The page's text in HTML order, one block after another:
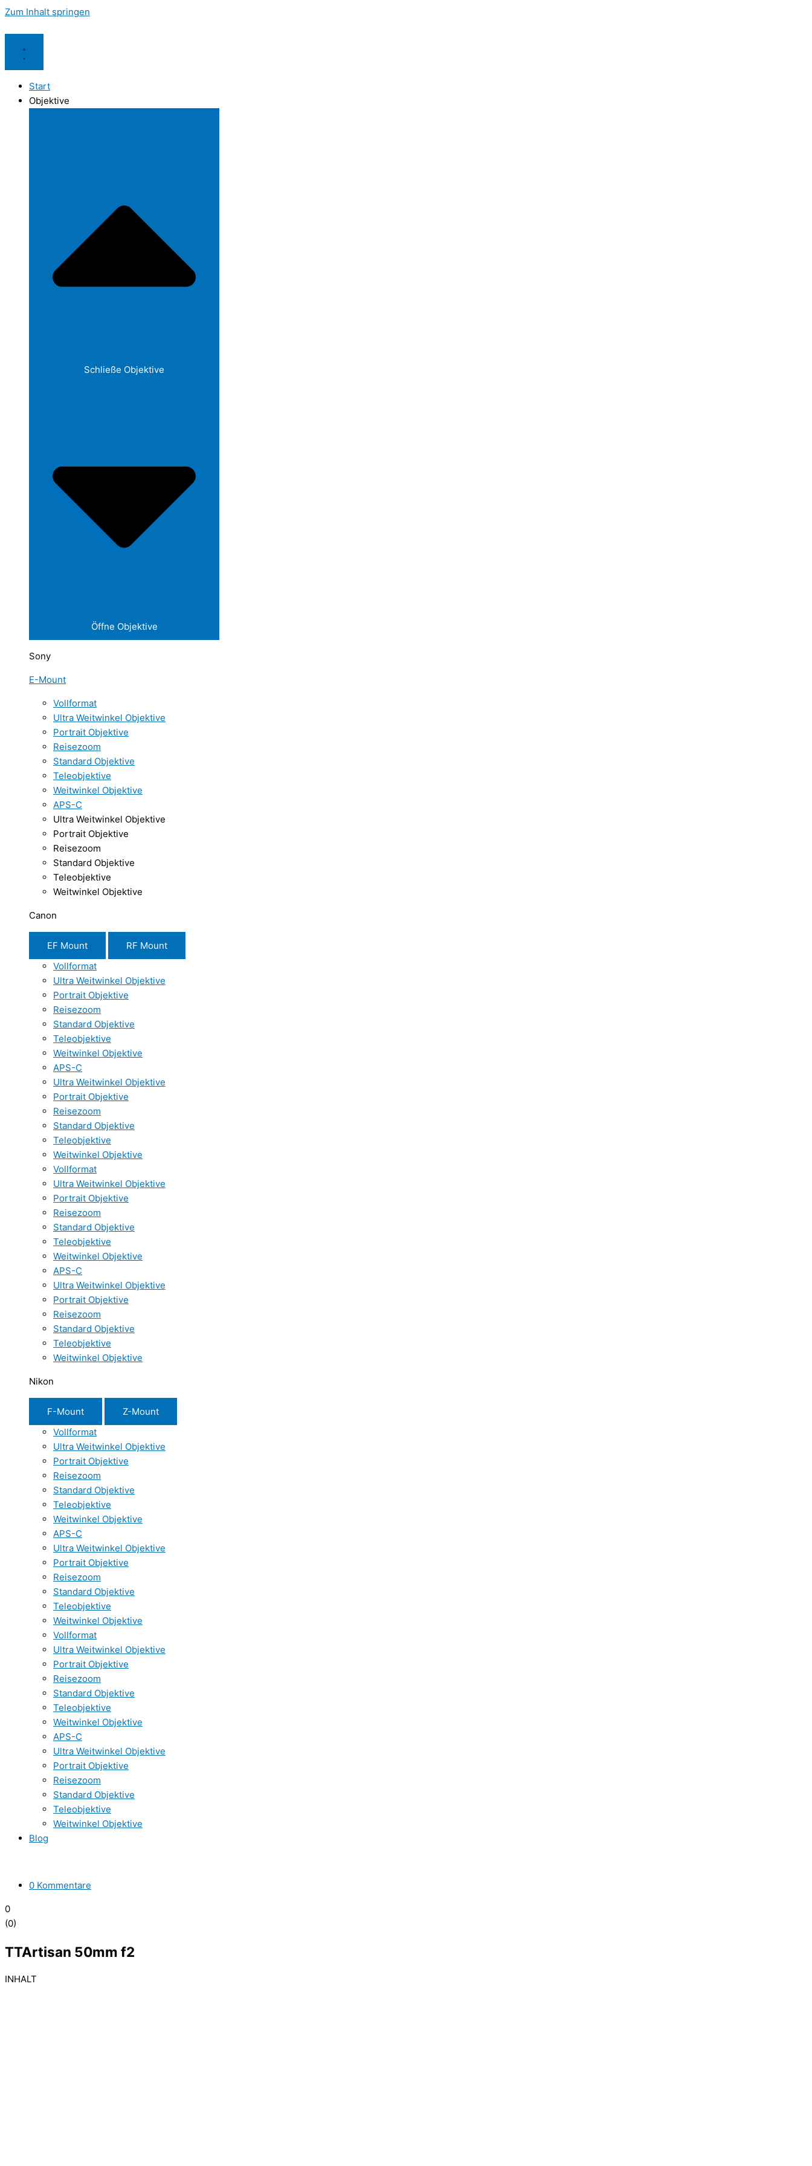
Zum Inhalt springen
Start
Objektive
Schließe Objektive
Öffne Objektive
Sony
E-Mount
Vollformat
Ultra Weitwinkel Objektive
Portrait Objektive
Reisezoom
Standard Objektive
Teleobjektive
Weitwinkel Objektive
APS-C
Ultra Weitwinkel Objektive
Portrait Objektive
Reisezoom
Standard Objektive
Teleobjektive
Weitwinkel Objektive
Canon
EF Mount
RF Mount
Vollformat
Ultra Weitwinkel Objektive
Portrait Objektive
Reisezoom
Standard Objektive
Teleobjektive
Weitwinkel Objektive
APS-C
Ultra Weitwinkel Objektive
Portrait Objektive
Reisezoom
Standard Objektive
Teleobjektive
Weitwinkel Objektive
Vollformat
Ultra Weitwinkel Objektive
Portrait Objektive
Reisezoom
Standard Objektive
Teleobjektive
Weitwinkel Objektive
APS-C
Ultra Weitwinkel Objektive
Portrait Objektive
Reisezoom
Standard Objektive
Teleobjektive
Weitwinkel Objektive
Nikon
F-Mount
Z-Mount
Vollformat
Ultra Weitwinkel Objektive
Portrait Objektive
Reisezoom
Standard Objektive
Teleobjektive
Weitwinkel Objektive
APS-C
Ultra Weitwinkel Objektive
Portrait Objektive
Reisezoom
Standard Objektive
Teleobjektive
Weitwinkel Objektive
Vollformat
Ultra Weitwinkel Objektive
Portrait Objektive
Reisezoom
Standard Objektive
Teleobjektive
Weitwinkel Objektive
APS-C
Ultra Weitwinkel Objektive
Portrait Objektive
Reisezoom
Standard Objektive
Teleobjektive
Weitwinkel Objektive
Blog
0 Kommentare
0
(0)
TTArtisan 50mm f2
INHALT